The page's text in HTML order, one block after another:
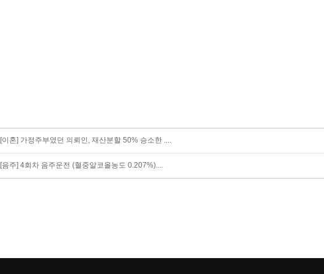
[이혼] 가정주부였던 의뢰인, 재산분할 50% 승소한 ....
[음주] 4회차 음주운전 (혈중알코올농도 0.207%)....